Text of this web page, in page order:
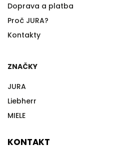
Doprava a platba
Proč JURA?
Kontakty
ZNAČKY
JURA
Liebherr
MIELE
KONTAKT